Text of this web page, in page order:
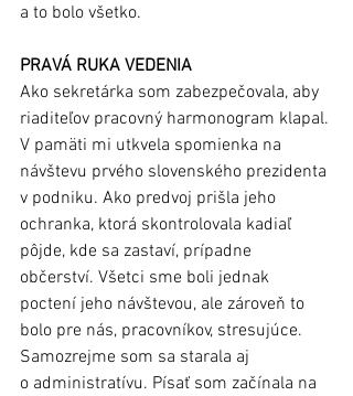
a to bolo všetko.
PRAVÁ RUKA VEDENIA
Ako sekretárka som zabezpečovala, aby
riaditeľov pracovný harmonogram klapal.
V pamäti mi utkvela spomienka na
návštevu prvého slovenského prezidenta
v podniku. Ako predvoj prišla jeho
ochranka, ktorá skontrolovala kadiaľ
pôjde, kde sa zastaví, prípadne
občerství. Všetci sme boli jednak
poctení jeho návštevou, ale zároveň to
bolo pre nás, pracovníkov, stresujúce.
Samozrejme som sa starala aj
o administratívu. Písať som začínala na